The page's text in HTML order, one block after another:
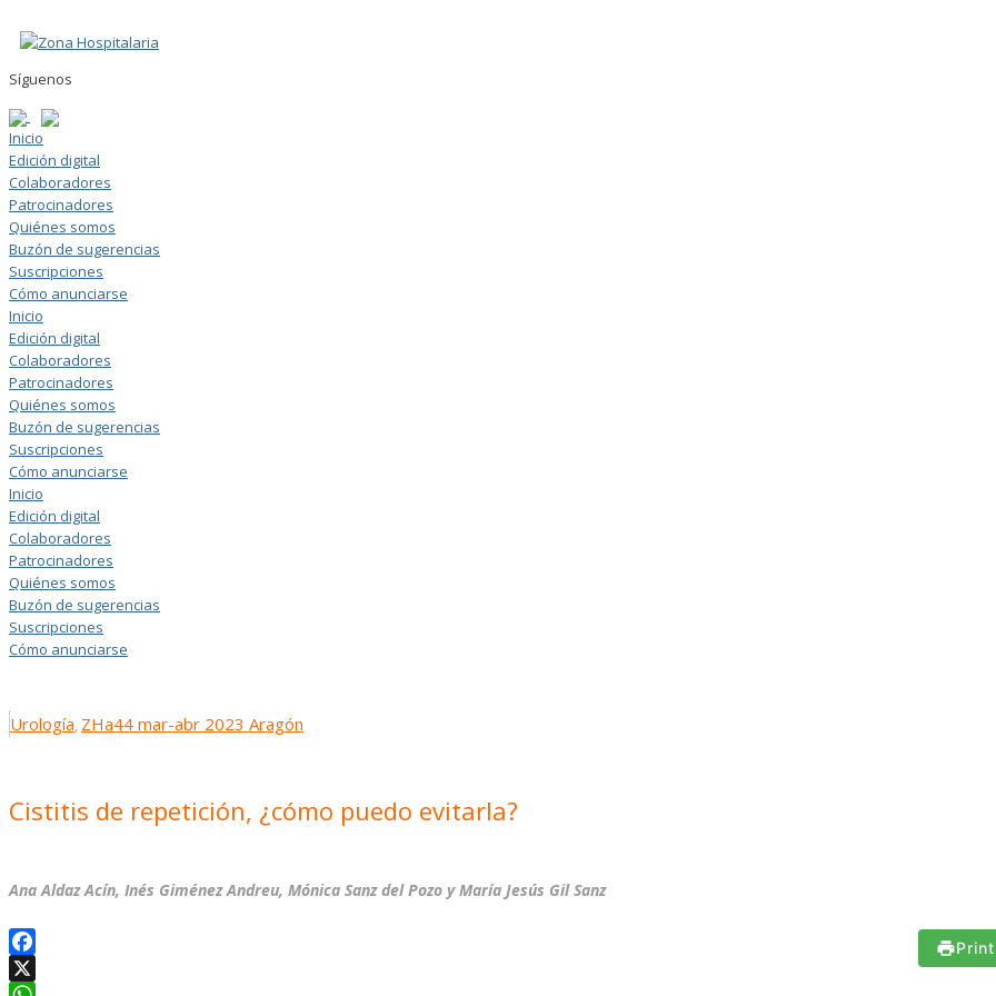
Síguenos
Inicio
Edición digital
Colaboradores
Patrocinadores
Quiénes somos
Buzón de sugerencias
Suscripciones
Cómo anunciarse
Inicio
Edición digital
Colaboradores
Patrocinadores
Quiénes somos
Buzón de sugerencias
Suscripciones
Cómo anunciarse
Inicio
Edición digital
Colaboradores
Patrocinadores
Quiénes somos
Buzón de sugerencias
Suscripciones
Cómo anunciarse
Urología, ZHa44 mar-abr 2023 Aragón
Cistitis de repetición, ¿cómo puedo evitarla?
Ana Aldaz Acín, Inés Giménez Andreu, Mónica Sanz del Pozo y María Jesús Gil Sanz
Facebook
Print